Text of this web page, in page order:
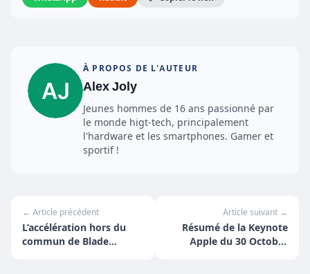
À PROPOS DE L'AUTEUR
Alex Joly
Jeunes hommes de 16 ans passionné par
le monde higt-tech, principalement
l'hardware et les smartphones. Gamer et
sportif !
← Article précédent
L’accélération hors du
commun de Blade
Article suivant →
Résumé de la Keynote
Apple du 30 Octobre